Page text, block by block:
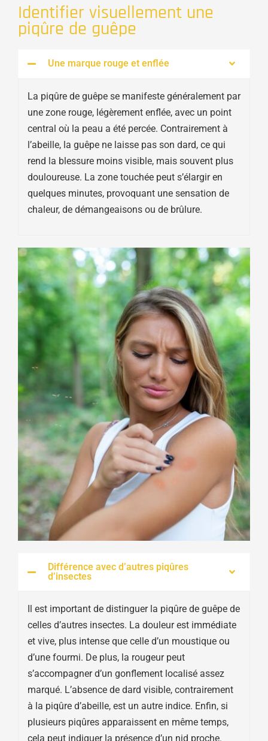
Identifier visuellement une
piqûre de guêpe
Une marque rouge et enflée
La piqûre de guêpe se manifeste généralement par
une zone rouge, légèrement enflée, avec un point
central où la peau a été percée. Contrairement à
l’abeille, la guêpe ne laisse pas son dard, ce qui
rend la blessure moins visible, mais souvent plus
douloureuse. La zone touchée peut s’élargir en
quelques minutes, provoquant une sensation de
chaleur, de démangeaisons ou de brûlure.
Différence avec d’autres piqûres
d’insectes
Il est important de distinguer la piqûre de guêpe de
celles d’autres insectes. La douleur est immédiate
et vive, plus intense que celle d’un moustique ou
d’une fourmi. De plus, la rougeur peut
s’accompagner d’un gonflement localisé assez
marqué. L’absence de dard visible, contrairement
à la piqûre d’abeille, est un autre indice. Enfin, si
plusieurs piqûres apparaissent en même temps,
cela peut indiquer la présence d’un nid proche.